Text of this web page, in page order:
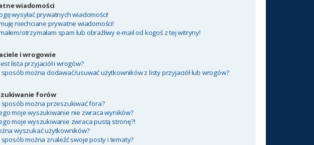
wiadomości
wysyłać prywatnych wiadomości!
niechciane prywatne wiadomości!
otrzymałam spam lub obraźliwy e-mail od kogoś z tej witryny!
i wrogowie
lista przyjaciół i wrogów?
sposób można dodawać/usuwać użytkowników z listy przyjaciół lub wrogów?
forów
sposób można przeszukiwać fora?
moje wyszukiwanie nie zwraca wyników?
moje wyszukiwanie zwraca pustą stronę?!
wyszukać użytkowników?
sposób można znaleźć swoje posty i tematy?